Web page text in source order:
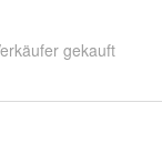
gekauft